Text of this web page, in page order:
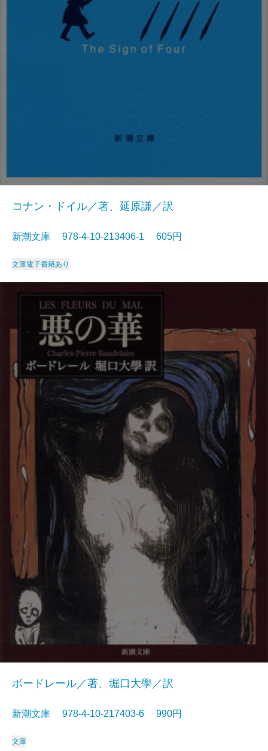
コナン・ドイル／著、延原謙／訳
新潮文庫 978-4-10-213406-1 605円
文庫電子書籍あり
ボードレール／著、堀口大學／訳
新潮文庫 978-4-10-217403-6 990円
文庫